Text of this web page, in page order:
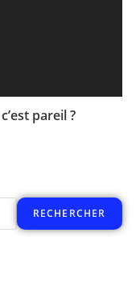
pareil ?
RECHERCHER